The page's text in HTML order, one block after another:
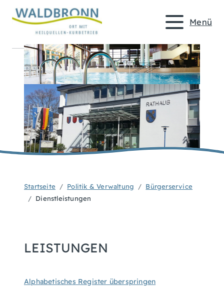
Menü
Startseite Politik & Verwaltung
Bürgerservice
Dienstleistungen
LEISTUNGEN
Alphabetisches Register überspringen